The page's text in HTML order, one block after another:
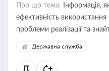
Про що тема: Інформація,
ефективність
проблеми реалізації та
Державна служба